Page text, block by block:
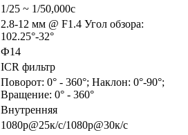
1/25 ~ 1/50,000с
2.8-12 мм @ F1.4 Угол обзора:
102.25°-32°
Ф14
ICR фильтр
Поворот: 0° - 360°; Наклон: 0°-90°;
Вращение: 0° - 360°
Внутренняя
1080p@25к/с/1080p@30к/с